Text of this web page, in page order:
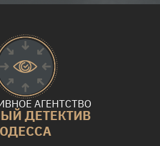
АГЕНТСТВО
ДЕТЕКТИВ
ОДЕССА